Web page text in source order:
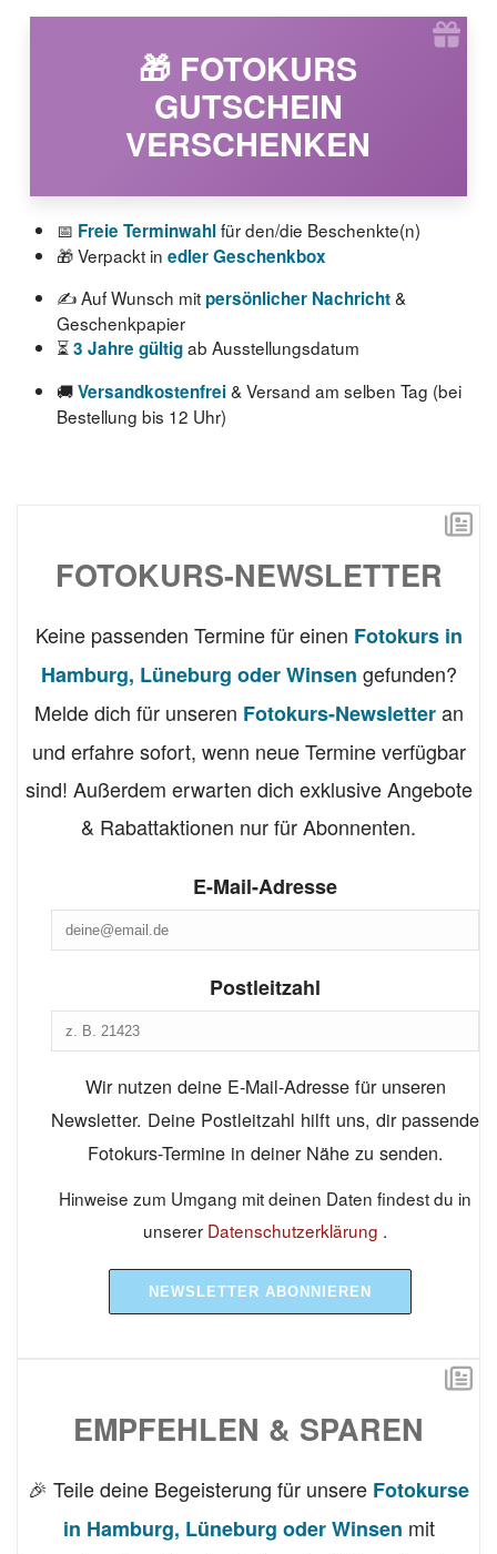
🎁 FOTOKURS
GUTSCHEIN
VERSCHENKEN
📅 Freie Terminwahlfür den/die Beschenkte(n)
🎁 Verpackt in edler Geschenkbox
✍️ Auf Wunsch mitpersönlicher Nachricht&
Geschenkpapier
⏳3 Jahre gültigab Ausstellungsdatum
🚚Versandkostenfrei& Versand am selben Tag (bei
Bestellung bis 12 Uhr)
FOTOKURS-NEWSLETTER
Keine passenden Termine für einen Fotokurs in
Hamburg, Lüneburg oder Winsen gefunden?
Melde dich für unseren Fotokurs-Newsletteran
und erfahre sofort, wenn neue Termine verfügbar
sind! Außerdem erwarten dich exklusive Angebote
& Rabattaktionen nur für Abonnenten.
E-Mail-Adresse
Postleitzahl
Wir nutzen deine E-Mail-Adresse für unseren
Newsletter. Deine Postleitzahl hilft uns, dir passende
Fotokurs-Termine in deiner Nähe zu senden.
Hinweise zum Umgang mit deinen Daten findest du in
unserer Datenschutzerklärung .
NEWSLETTER ABONNIEREN
EMPFEHLEN & SPAREN
🎉 Teile deine Begeisterung für unsere Fotokurse
in Hamburg, Lüneburg oder Winsen mit